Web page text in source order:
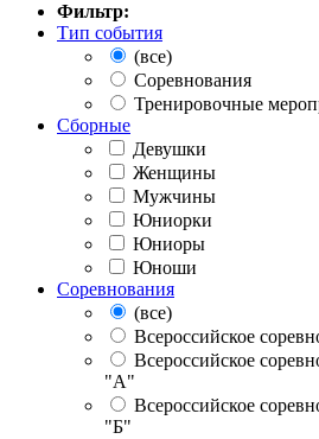
Фильтр:
Тип события
(все)
Соревнования
Тренировочные
Сборные
Девушки
Женщины
Мужчины
Юниорки
Юниоры
Юноши
Соревнования
(все)
Всероссийское
Всероссийское
"А"
Всероссийское
"Б"